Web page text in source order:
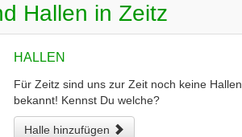
Hallen in Zeitz
HALLEN
Für Zeitz sind uns zur Zeit noch keine Hallen
bekannt! Kennst Du welche?
Halle hinzufügen